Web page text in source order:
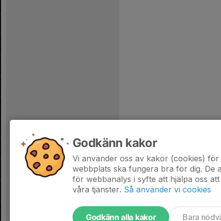
Godkänn kakor
Vi använder oss av kakor (cookies)
webbplats ska fungera bra för dig. De
för webbanalys i syfte att hjälpa oss
våra tjänster. Så använder vi cookies
Godkänn alla kakor Bara